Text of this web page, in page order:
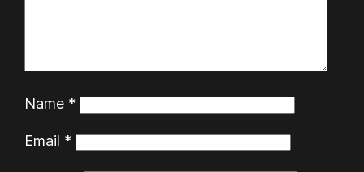
Name *
Email *